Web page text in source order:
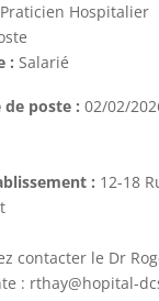
Praticien Hospitalier
:Salarié
de poste : 02/02/
: 12-18
contacter le Dr
: rthay@hopital-